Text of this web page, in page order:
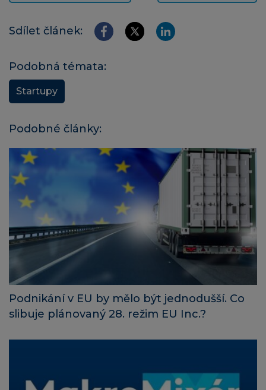
Sdílet článek:
Podobná témata:
Startupy
Podobné články:
Podnikání v EU by mělo být jednodušší. Co
slibuje plánovaný 28. režim EU Inc.?